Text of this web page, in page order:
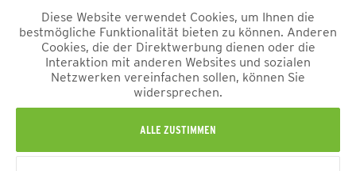
sowie Geschenkgutscheine sind vom Rabatt ausgeschlossen. Der
Rabattcode ist nicht mit anderen Aktionen oder Gutscheinen
kombinierbar. Der Mindestbestellwert beträgt 50 €
*Alle Preise verstehen sich inkl. Mehrwertsteuer und zzgl.
und ggf. Nachnahmegebühren, wenn nicht anders
beschrieben.
Diese Website verwendet Cookies, um Ihnen die
bestmögliche Funktionalität bieten zu können. Anderen
Cookies, die der Direktwerbung dienen oder die
Interaktion mit anderen Websites und sozialen
Netzwerken vereinfachen sollen, können Sie
widersprechen.